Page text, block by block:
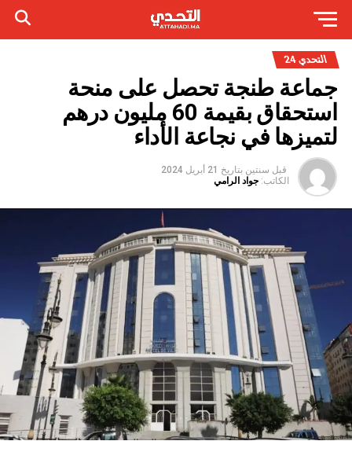
التحدي 24
جماعة طنجة تحصل على منحة
استحقاق بقيمة 60 مليون درهم
لتميزها في نجاعة الأداء
قبل سنتين بتاريخ 21 أبريل 2024
الكاتب: جواد الرامي